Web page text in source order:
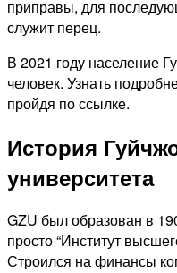
приправы, для
служит перец.
В 2021 году население
человек. Узнать
пройдя по ссылке.
История
университета
GZU был образован в
просто “Институт
Строился на финансы